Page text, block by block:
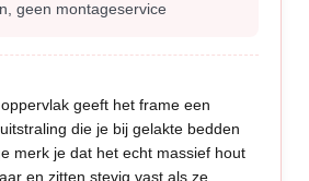
geen montageservice
geeft het frame een
die je bij gelakte bedden
merk je dat het echt massief hout
en zitten stevig vast als ze